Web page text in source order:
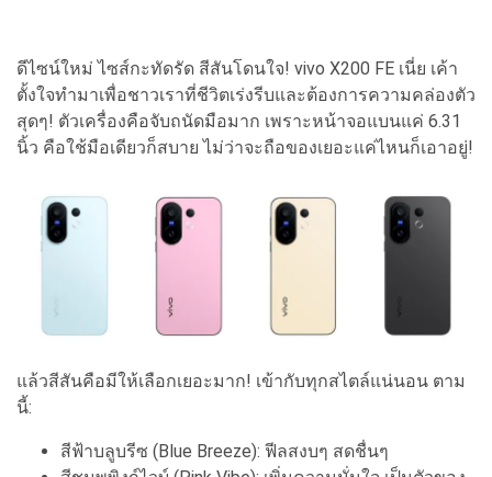
ดีไซน์ใหม่ ไซส์กะทัดรัด สีสันโดนใจ! vivo X200 FE เนี่ย เค้า
ตั้งใจทำมาเพื่อชาวเราที่ชีวิตเร่งรีบและต้องการความคล่องตัว
สุดๆ! ตัวเครื่องคือจับถนัดมือมาก เพราะหน้าจอแบนแค่ 6.31
นิ้ว คือใช้มือเดียวก็สบาย ไม่ว่าจะถือของเยอะแค่ไหนก็เอาอยู่!
แล้วสีสันคือมีให้เลือกเยอะมาก! เข้ากับทุกสไตล์แน่นอน ตาม
นี้:
สีฟ้าบลูบรีซ (Blue Breeze): ฟีลสงบๆ สดชื่นๆ